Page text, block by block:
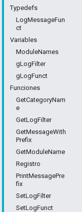
Typedefs
LogMessageFun
ct
Variables
ModuleNames
gLogFilter
gLogFunct
Funciones
GetCategoryNam
e
GetLogFilter
GetMessageWith
Prefix
GetModuleName
Registro
PrintMessagePre
fix
SetLogFilter
SetLogFunct